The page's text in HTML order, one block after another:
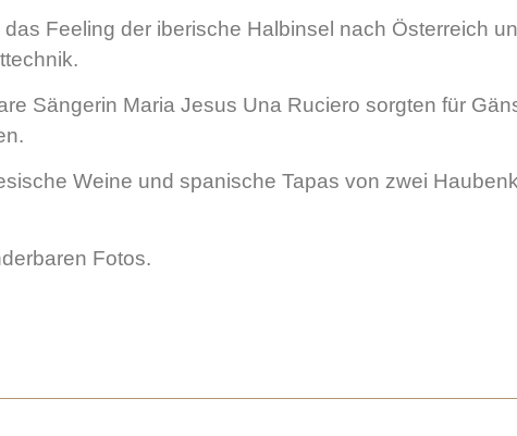
das Feeling der iberische Halbinsel nach Österreich
Sängerin Maria Jesus Una Ruciero sorgten für
Weine und spanische Tapas von zwei
Fotos.